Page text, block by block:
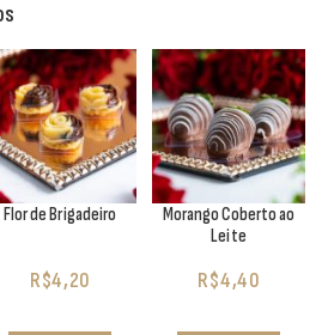
Flor de Brigadeiro
R$4,20
Morango Coberto ao
Leite
R$4,40